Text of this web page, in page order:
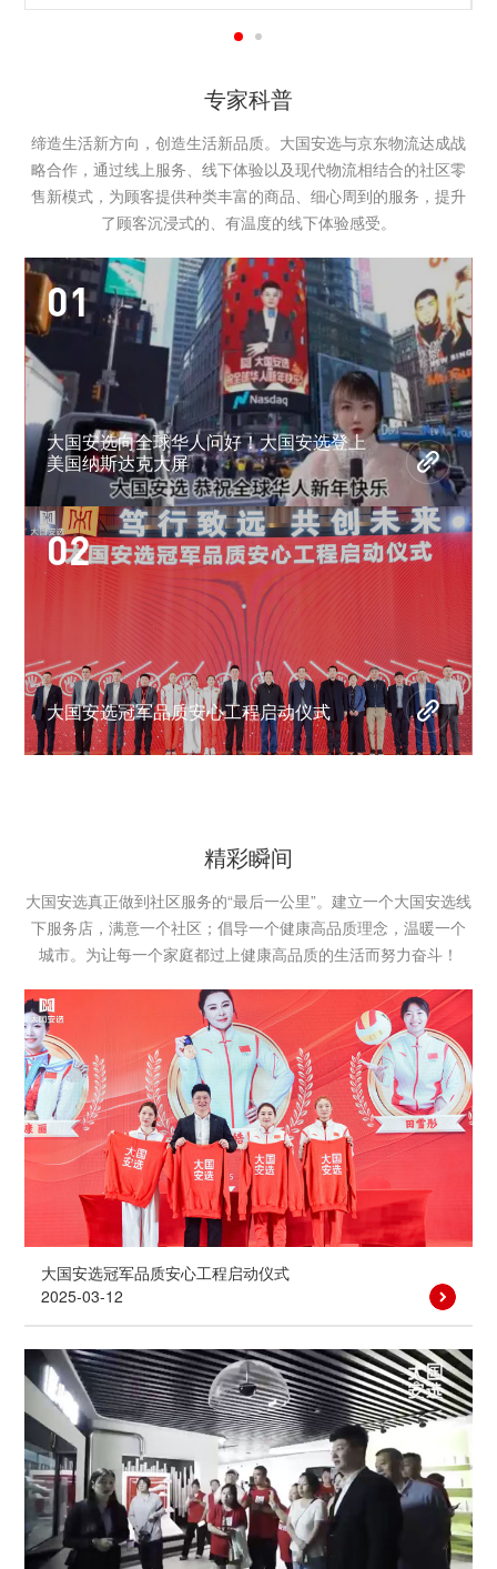
专家科普
缔造生活新方向，创造生活新品质。大国安选与京东物流达成战
略合作，通过线上服务、线下体验以及现代物流相结合的社区零
售新模式，为顾客提供种类丰富的商品、细心周到的服务，提升
了顾客沉浸式的、有温度的线下体验感受。
01
大国安选向全球华人问好！大国安选登上
美国纳斯达克大屏
02
大国安选冠军品质安心工程启动仪式
精彩瞬间
大国安选真正做到社区服务的“最后一公里”。建立一个大国安选线
下服务店，满意一个社区；倡导一个健康高品质理念，温暖一个
城市。为让每一个家庭都过上健康高品质的生活而努力奋斗！
大国安选冠军品质安心工程启动仪式
2025-03-12